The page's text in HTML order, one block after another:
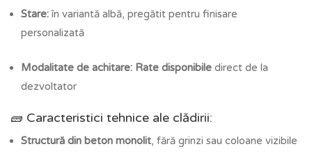
Stare:în variantă albă, pregătit pentru finisare
personalizată
Modalitate de achitare: Rate disponibile direct de la
dezvoltator
🧱 Caracteristici tehnice ale clădirii:
Structură din beton monolit, fără grinzi sau coloane vizibile